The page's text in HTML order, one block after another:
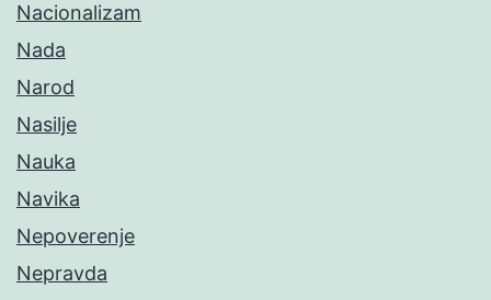
Nacionalizam
Nada
Narod
Nasilje
Nauka
Navika
Nepoverenje
Nepravda